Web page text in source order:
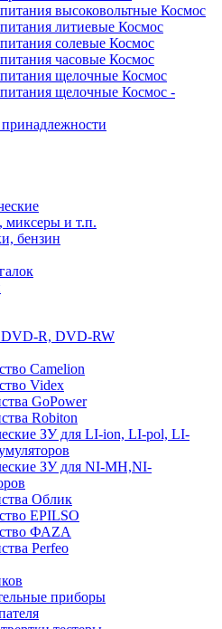
высоковольтные Космос
литиевые Космос
солевые Космос
часовые Космос
щелочные Космос
щелочные Космос -
и т.п.
бензин
R, DVD-RW
Camelion
Videx
GoPower
Robiton
ЗУ для LI-ion, LI-pol, LI-
ЗУ для NI-MH,NI-
Облик
EPILSO
ФАZА
Perfeo
приборы